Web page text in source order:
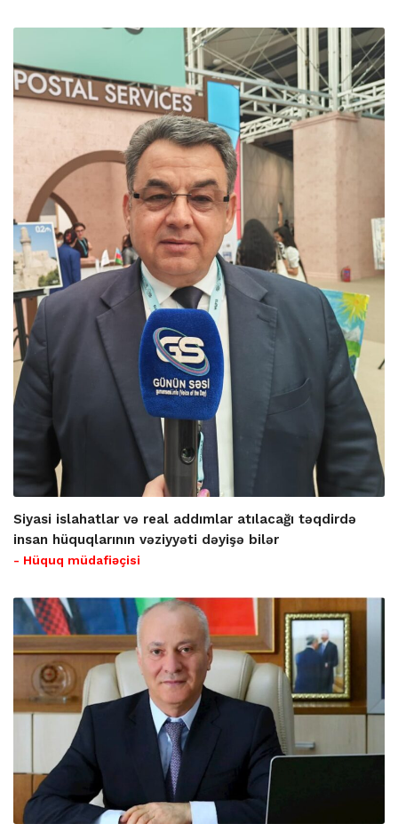
Siyasi islahatlar və real addımlar atılacağı təqdirdə
insan hüquqlarının vəziyyəti dəyişə bilər
- Hüquq müdafiəçisi